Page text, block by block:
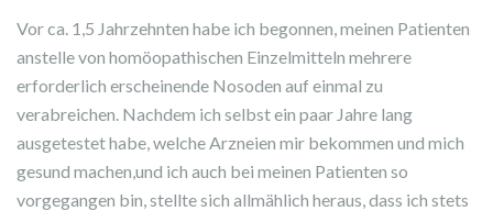
Vor ca. 1,5 Jahrzehnten habe ich begonnen, meinen Patienten
anstelle von homöopathischen Einzelmitteln mehrere
erforderlich erscheinende Nosoden auf einmal zu
verabreichen. Nachdem ich selbst ein paar Jahre lang
ausgetestet habe, welche Arzneien mir bekommen und mich
gesund machen,und ich auch bei meinen Patienten so
vorgegangen bin, stellte sich allmählich heraus, dass ich stets